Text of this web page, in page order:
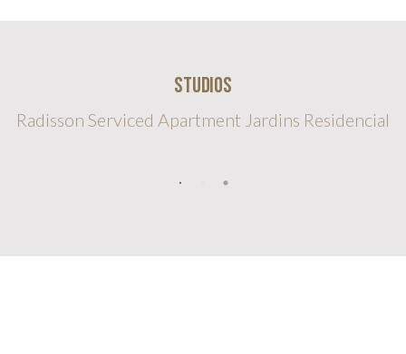
studios
Radisson Serviced Apartment Jardins Residencial